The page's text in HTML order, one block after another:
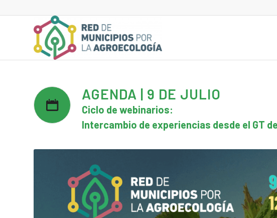
AGENDA | 9 DE JULIO
Ciclo de webinarios:
Intercambio de experiencias desde el GT